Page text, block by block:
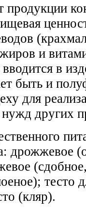
и
в
быть и
для
других
дрожжевое
тесто
(кляр).